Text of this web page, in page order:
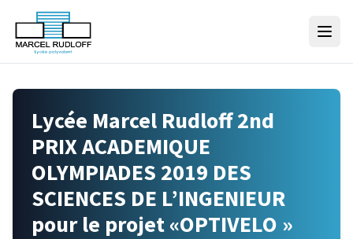
Skip to content
Lycée Marcel Rudloff 2nd
PRIX ACADEMIQUE
OLYMPIADES 2019 DES
SCIENCES DE L’INGENIEUR
pour le projet «OPTIVELO »